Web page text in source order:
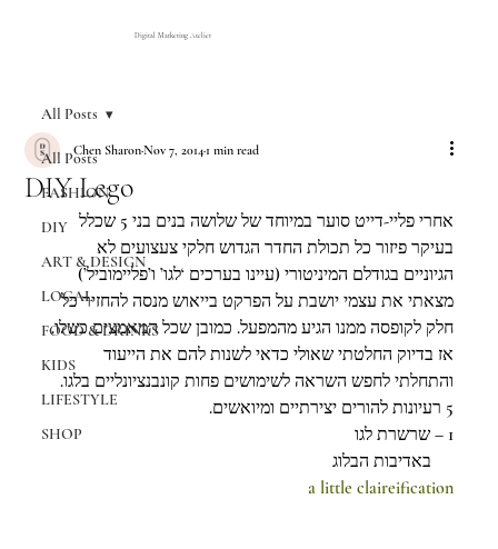
Digital Marketing Atelier
All Posts
FASHION
DIY
ART & DESIGN
LOCAL
FOOD & DRINKS
KIDS
LIFESTYLE
SHOP
All Posts
DIY Lego
Chen SharonNov 7, 20141 min read
אחרי פליי-דייט סוער במיוחד של שלושה בנים בני 5 שכלל
בעיקר פיזור כל תכולת החדר הגדוש חלקי צעצועים לא
הגיוניים בגודלם המיניטורי (עיינו בערכים ‘לגו’ ו’פליימוביל’)
מצאתי את עצמי יושבת על הפרקט בייאוש מנסה להחזיר כל
חלק לקופסה ממנו הגיע מהמפעל. כמובן שכל המאמצים כשלו.
אז בדיוק החלטתי שאולי כדאי לשנות להם את הייעוד
והתחלתי לחפש השראה לשימושים פחות קונבנציונליים בלגו.
5 רעיונות להורים יצירתיים ומיואשים.
1 – שרשרת לגו
באדיבות הבלוג
a little claireification